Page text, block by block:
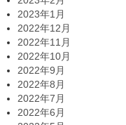
2023年1月
2022年12月
2022年11月
2022年10月
2022年9月
2022年8月
2022年7月
2022年6月